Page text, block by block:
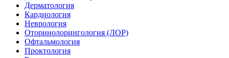
Дерматология
Кардиология
Неврология
Оторинолорингология (ЛОР)
Офтальмология
Проктология